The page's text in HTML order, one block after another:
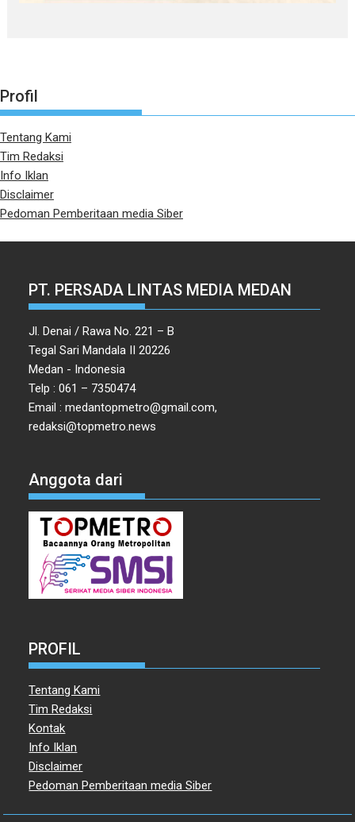
Profil
Tentang Kami
Tim Redaksi
Info Iklan
Disclaimer
Pedoman Pemberitaan media Siber
PT. PERSADA LINTAS MEDIA MEDAN
Jl. Denai / Rawa No. 221 – B
Tegal Sari Mandala II 20226
Medan - Indonesia
Telp : 061 – 7350474
Email : medantopmetro@gmail.com,
redaksi@topmetro.news
Anggota dari
PROFIL
Tentang Kami
Tim Redaksi
Kontak
Info Iklan
Disclaimer
Pedoman Pemberitaan media Siber